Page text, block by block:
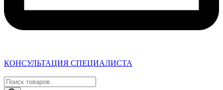
КОНСУЛЬТАЦИЯ СПЕЦИАЛИСТА
Поиск